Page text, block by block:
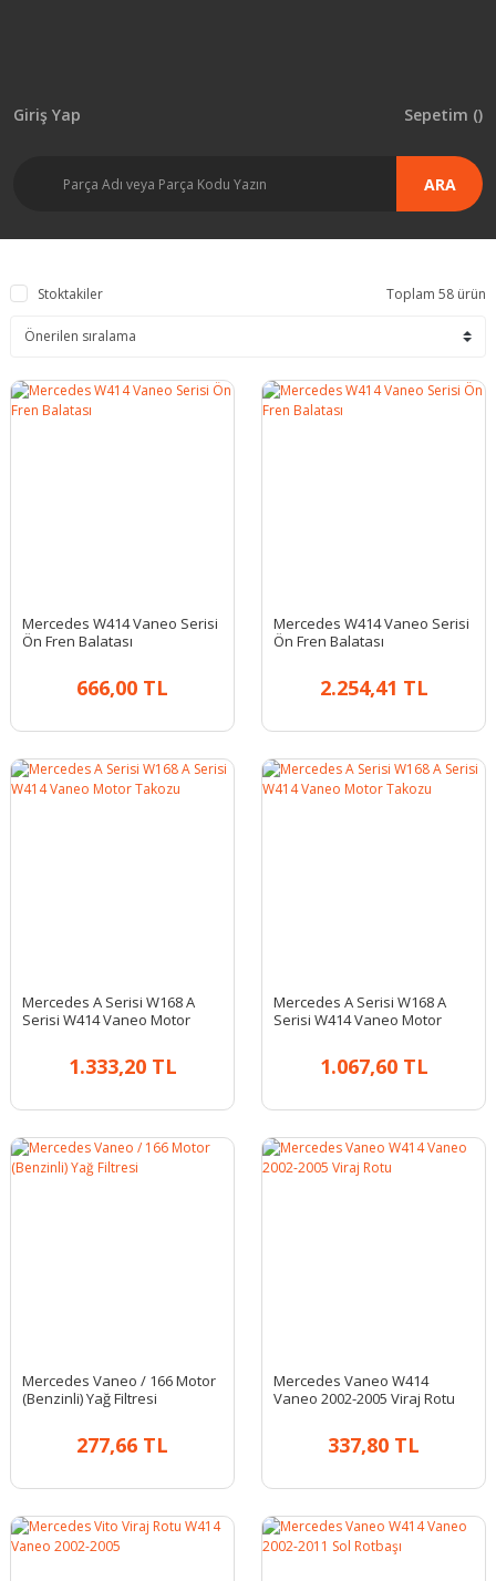
ARA
Giriş Yap Sepetim ()
Stoktakiler Toplam 58 ürün
Mercedes W414 Vaneo Serisi
Ön Fren Balatası
666,00 TL
Mercedes W414 Vaneo Serisi
Ön Fren Balatası
2.254,41 TL
Mercedes A Serisi W168 A
Serisi W414 Vaneo Motor
1.333,20 TL
Mercedes A Serisi W168 A
Serisi W414 Vaneo Motor
1.067,60 TL
Mercedes Vaneo / 166 Motor
(Benzinli) Yağ Filtresi
277,66 TL
Mercedes Vaneo W414
Vaneo 2002-2005 Viraj Rotu
337,80 TL